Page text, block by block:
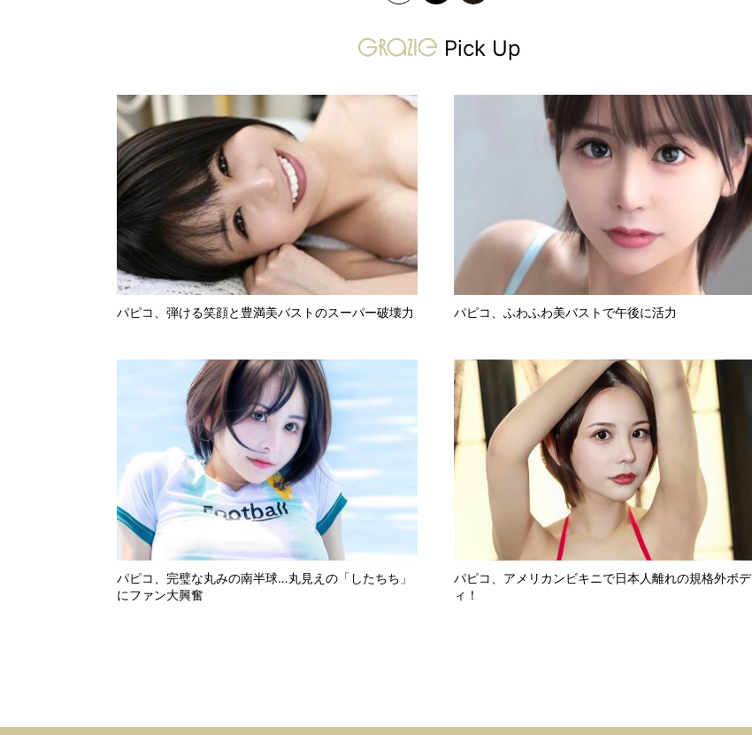
gravure-grazie
Pick Up
パピコ、弾ける笑顔と豊満美バストのスーパー破壊力 パピコ、ふわふわ美バストで午後に活力
パピコ、完璧な丸みの南半球…丸見えの「したちち」
にファン大興奮
パピコ、アメリカンビキニで日本人離れの規格外ボデ
ィ！